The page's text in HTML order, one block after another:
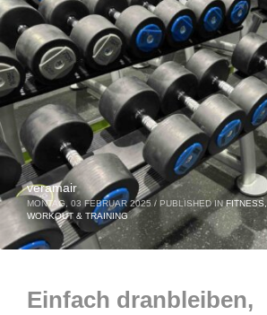
veramair
MONTAG, 03 FEBRUAR 2025 / PUBLISHED IN FITNESS,
WORKOUT & TRAINING
Einfach dranbleiben,